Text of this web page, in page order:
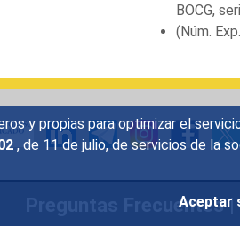
y propias para optimizar el
, de 11 de julio, de servicios de la
Aceptar
BOCG,
(Núm.
Preguntas Frecuentes|